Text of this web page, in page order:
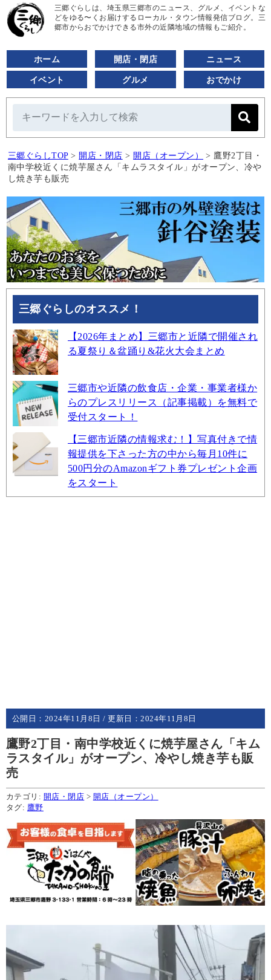
三郷ぐらしは、埼玉県三郷市のニュース、グルメ、イベントな
どをゆる〜くお届けするローカル・タウン情報発信ブログ。三
郷市からおでかけできる市外の近隣地域の情報もご紹介。
ホーム 開店・閉店 ニュース
イベント グルメ おでかけ
三郷ぐらしTOP > 開店・閉店 > 開店（オープン） > 鷹野2丁目・
南中学校近くに焼芋屋さん「キムラスタイル」がオープン、冷や
し焼き芋も販売
三郷ぐらしのオススメ！
【2026年まとめ】三郷市と近隣で開催され
る夏祭り＆盆踊り&花火大会まとめ
三郷市や近隣の飲食店・企業・事業者様か
らのプレスリリース（記事掲載）を無料で
受付スタート！
【三郷市近隣の情報求む！】写真付きで情
報提供を下さった方の中から毎月10件に
500円分のAmazonギフト券プレゼント企画
をスタート
公開日： 2024年11月8日 / 更新日：2024年11月8日
鷹野2丁目・南中学校近くに焼芋屋さん「キム
ラスタイル」がオープン、冷やし焼き芋も販
売
カテゴリ: 開店・閉店 > 開店（オープン）
タグ: 鷹野